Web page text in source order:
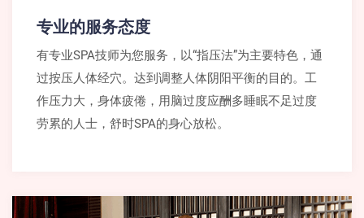
专业的服务态度
有专业SPA技师为您服务，以“指压法”为主要特色，通
过按压人体经穴。达到调整人体阴阳平衡的目的。工
作压力大，身体疲倦，用脑过度应酬多睡眠不足过度
劳累的人士，舒时SPA的身心放松。